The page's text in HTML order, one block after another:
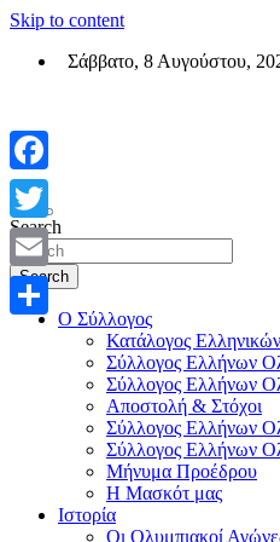
Skip to content
Σάββατο, 8 Αυγούστου,
Επίσημη σελίδα του θεσμικού
Search
Search
Ο Σύλλογος
Κατάλογος
Σύλλογος Ελλήνων
Σύλλογος Ελλήνων
Αποστολή & Στόχοι
Σύλλογος Ελλήνων
Σύλλογος Ελλήνων
Μήνυμα Προέδρου
Η Μασκότ μας
Ιστορία
Οι Ολυμπιακοί
Facebook
Twitter
Email
Μοιραστείτε